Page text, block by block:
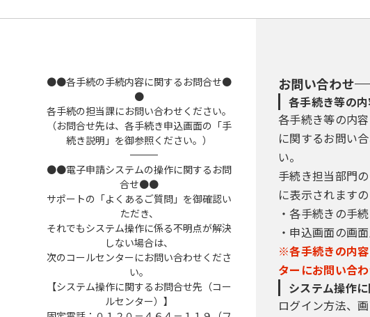
●●各手続の手続内容に関するお問合せ●
●
各手続の担当課にお問い合わせください。
（お問合せ先は、各手続き申込画面の「手
続き説明」を御参照ください。）
――――――――――――――――――――――――――――――――――――――――――――――――――
●●電子申請システムの操作に関するお問
合せ●●
サポートの「よくあるご質問」を御確認い
ただき、
それでもシステム操作に係る不明点が解決
しない場合は、
次のコールセンターにお問い合わせくださ
い。
【システム操作に関するお問合せ先（コー
ルセンター）】
お問い合わせ
各手続き等の
各手続き等の内
に関するお問い
い。
手続き担当部門
に表示されます
・各手続きの手
・申込画面の画
※各手続きの内
ターにお問い合
システム操作
ログイン方法、